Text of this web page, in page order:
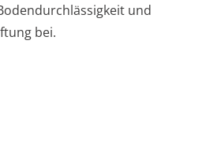
und
bei.